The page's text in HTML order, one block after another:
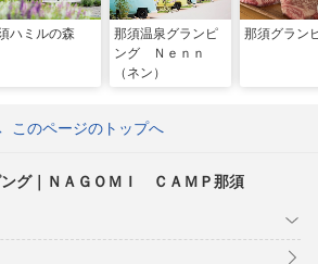
ハミルの森
那須温泉グランピ
ング Ｎｅｎｎ
（ネン）
那須グラン
このページのトップへ
グ｜ＮＡＧＯＭＩ ＣＡＭＰ那須